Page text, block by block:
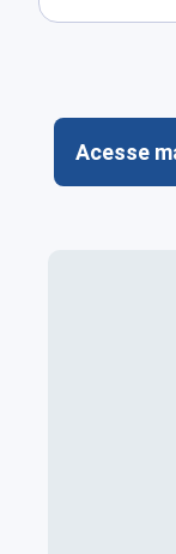
Acesse